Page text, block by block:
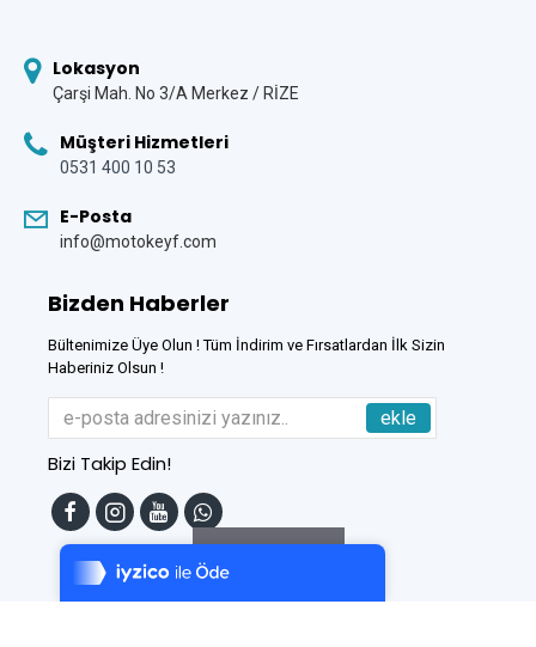
Tek Tıkla Ödeme Kolaylığı
7/24 Canlı Destek
%100 Sorunsuz Alışveriş
Lokasyon
Çarşi Mah. No 3/A Merkez / RİZE
Müşteri Hizmetleri
0531 400 10 53
E-Posta
info@motokeyf.com
Bizden Haberler
Bültenimize Üye Olun ! Tüm İndirim ve Fırsatlardan İlk Sizin
Haberiniz Olsun !
ekle
Bizi Takip Edin!
Filtreleme